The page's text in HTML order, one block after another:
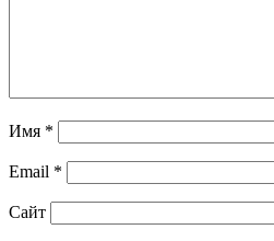
Имя *
Email *
Сайт